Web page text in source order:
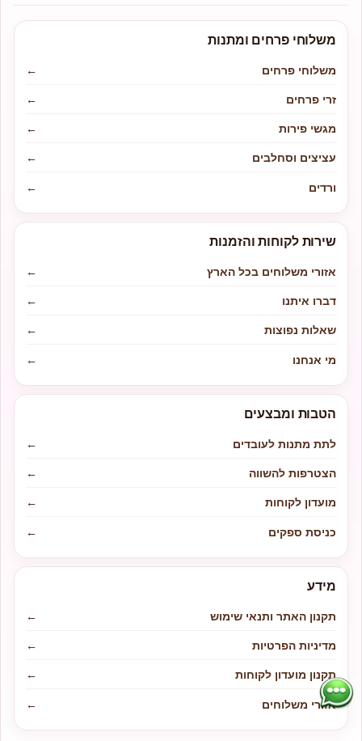
משלוחי פרחים ומתנות
משלוחי פרחים
←
זרי פרחים
←
מגשי פירות
←
עציצים וסחלבים
←
ורדים
←
שירות לקוחות והזמנות
אזורי משלוחים בכל הארץ
←
דברו איתנו
←
שאלות נפוצות
←
מי אנחנו
←
הטבות ומבצעים
לתת מתנות לעובדים
←
הצטרפות להשווה
←
מועדון לקוחות
←
כניסת ספקים
←
מידע
תקנון האתר ותנאי שימוש
←
מדיניות הפרטיות
←
תקנון מועדון לקוחות
←
אזורי משלוחים
←